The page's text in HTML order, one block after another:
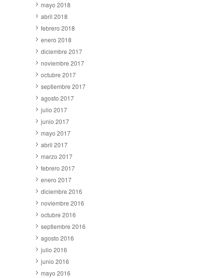
mayo 2018
abril 2018
febrero 2018
enero 2018
diciembre 2017
noviembre 2017
octubre 2017
septiembre 2017
agosto 2017
julio 2017
junio 2017
mayo 2017
abril 2017
marzo 2017
febrero 2017
enero 2017
diciembre 2016
noviembre 2016
octubre 2016
septiembre 2016
agosto 2016
julio 2016
junio 2016
mayo 2016